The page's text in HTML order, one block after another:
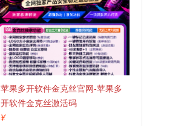
苹果多开软件金克丝官网-苹果多
开软件金克丝激活码
¥